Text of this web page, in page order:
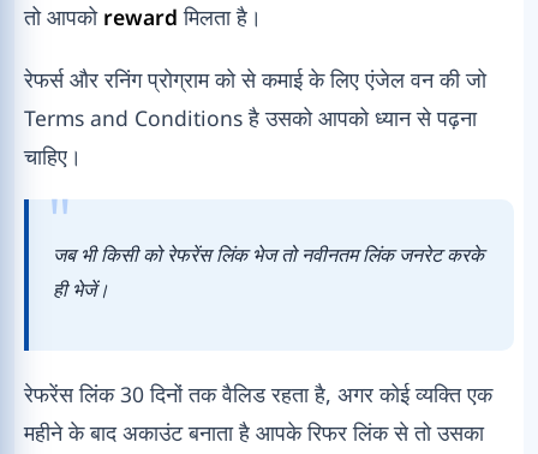
तो आपको reward मिलता है।
रेफर्स और रनिंग प्रोग्राम को से कमाई के लिए एंजेल वन की जो
Terms and Conditions है उसको आपको ध्यान से पढ़ना
चाहिए।
जब भी किसी को रेफरेंस लिंक भेज तो नवीनतम लिंक जनरेट करके
ही भेजें।
रेफरेंस लिंक 30 दिनों तक वैलिड रहता है, अगर कोई व्यक्ति एक
महीने के बाद अकाउंट बनाता है आपके रिफर लिंक से तो उसका